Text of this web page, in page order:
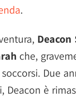
.
Deacon
che,
Due
Deacon è